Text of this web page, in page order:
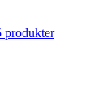
produkter